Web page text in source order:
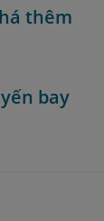
thêm
bay